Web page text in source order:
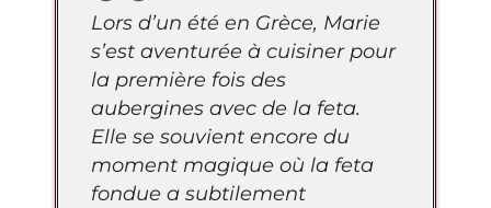
Lors d’un été en Grèce, Marie
s’est aventurée à cuisiner pour
la première fois des
aubergines avec de la feta.
Elle se souvient encore du
moment magique où la feta
fondue a subtilement